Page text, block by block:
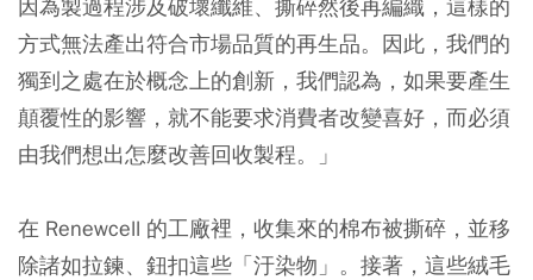
因為製過程涉及破壞纖維、撕碎然後再編織，這樣的
方式無法產出符合市場品質的再生品。因此，我們的
獨到之處在於概念上的創新，我們認為，如果要產生
顛覆性的影響，就不能要求消費者改變喜好，而必須
由我們想出怎麼改善回收製程。」
在 Renewcell 的工廠裡，收集來的棉布被撕碎，並移
除諸如拉鍊、鈕扣這些「汙染物」。接著，這些絨毛